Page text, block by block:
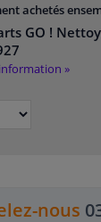
achetés
GO !
»
nous